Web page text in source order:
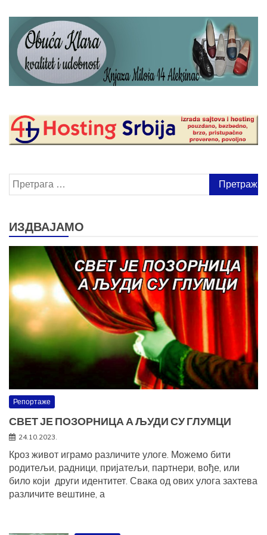
Претрага
за:
ИЗДВАЈАМО
Репортаже
СВЕТ ЈЕ ПОЗОРНИЦА А ЉУДИ СУ ГЛУМЦИ
24.10.2023.
Кроз живот играмо различите улоге. Можемо бити
родитељи, радници, пријатељи, партнери, вође, или
било који други идентитет. Свака од ових улога захтева
различите вештине, а